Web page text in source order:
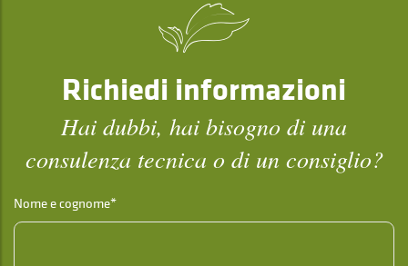
Richiedi informazioni
Hai dubbi, hai bisogno di una
consulenza tecnica o di un consiglio?
Nome e cognome*